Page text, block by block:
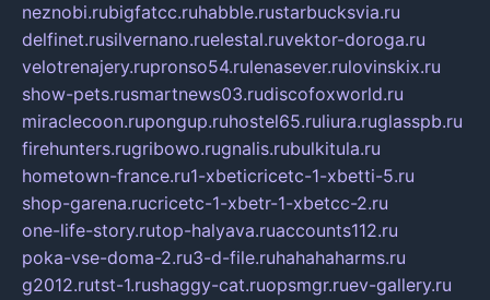
neznobi.rubigfatcc.ruhabble.rustarbucksvia.ru
delfinet.rusilvernano.ruelestal.ruvektor-doroga.ru
velotrenajery.rupronso54.rulenasever.rulovinskix.ru
show-pets.rusmartnews03.rudiscofoxworld.ru
miraclecoon.rupongup.ruhostel65.ruliura.ruglasspb.ru
firehunters.rugribowo.rugnalis.rubulkitula.ru
hometown-france.ru1-xbeticricetc-1-xbetti-5.ru
shop-garena.rucricetc-1-xbetr-1-xbetcc-2.ru
one-life-story.rutop-halyava.ruaccounts112.ru
poka-vse-doma-2.ru3-d-file.ruhahahaharms.ru
g2012.rutst-1.rushaggy-cat.ruopsmgr.ruev-gallery.ru